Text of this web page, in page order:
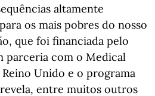
altamente
os mais pobres do nosso
que foi financiada pelo
parceria com o Medical
Unido e o programa
entre muitos outros